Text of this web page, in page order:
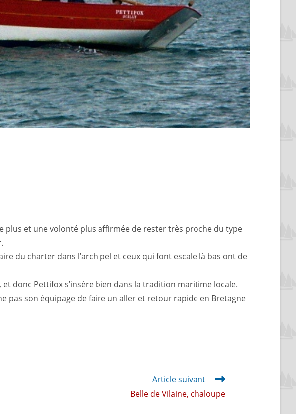
plus et une volonté plus affirmée de rester très proche du type
du charter dans l’archipel et ceux qui font escale là bas ont de
donc Pettifox s’insère bien dans la tradition maritime locale.
pas son équipage de faire un aller et retour rapide en Bretagne
Article suivant
Belle de Vilaine, chaloupe